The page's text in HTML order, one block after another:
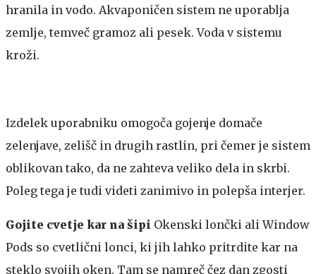
hranila in vodo. Akvaponičen sistem ne uporablja
zemlje, temveč gramoz ali pesek. Voda v sistemu
kroži.
Izdelek uporabniku omogoča gojenje domače
zelenjave, zelišč in drugih rastlin, pri čemer je sistem
oblikovan tako, da ne zahteva veliko dela in skrbi.
Poleg tega je tudi videti zanimivo in polepša interjer.
Gojite cvetje kar na šipi Okenski lončki ali Window
Pods so cvetlični lonci, ki jih lahko pritrdite kar na
steklo svojih oken. Tam se namreč čez dan zgosti